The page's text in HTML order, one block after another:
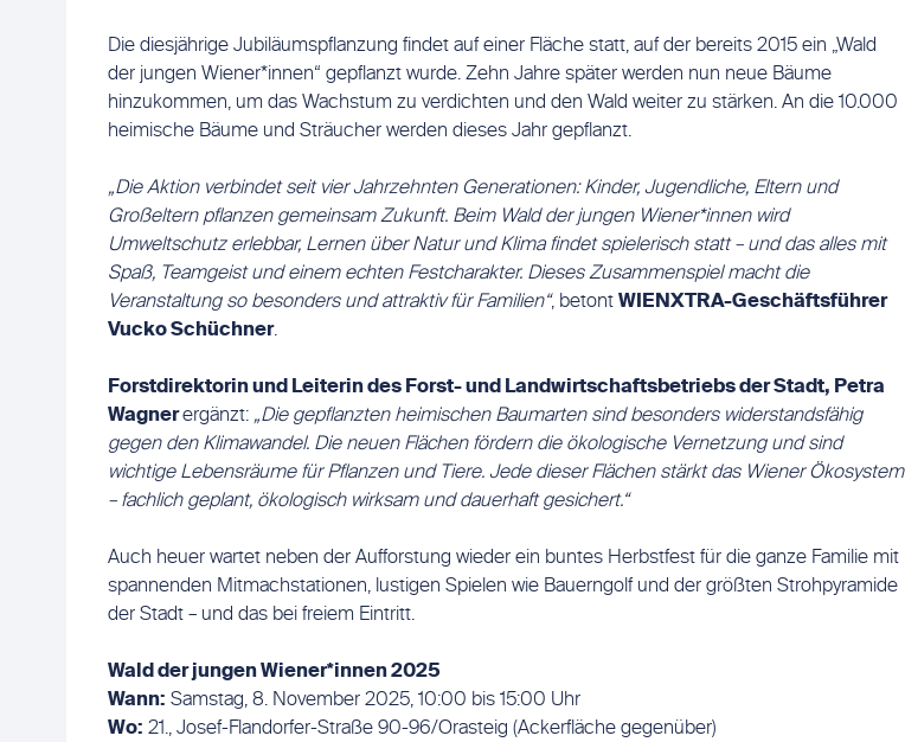
Die diesjährige Jubiläumspflanzung findet auf einer Fläche statt, auf der bereits 2015 ein „Wald
der jungen Wiener*innen“ gepflanzt wurde. Zehn Jahre später werden nun neue Bäume
hinzukommen, um das Wachstum zu verdichten und den Wald weiter zu stärken. An die 10.000
heimische Bäume und Sträucher werden dieses Jahr gepflanzt.
„Die Aktion verbindet seit vier Jahrzehnten Generationen: Kinder, Jugendliche, Eltern und
Großeltern pflanzen gemeinsam Zukunft. Beim Wald der jungen Wiener*innen wird
Umweltschutz erlebbar, Lernen über Natur und Klima findet spielerisch statt – und das alles mit
Spaß, Teamgeist und einem echten Festcharakter. Dieses Zusammenspiel macht die
Veranstaltung so besonders und attraktiv für Familien“, betont WIENXTRA-Geschäftsführer
Vucko Schüchner.
Forstdirektorin und Leiterin des Forst- und Landwirtschaftsbetriebs der Stadt, Petra
Wagnerergänzt: „Die gepflanzten heimischen Baumarten sind besonders widerstandsfähig
gegen den Klimawandel. Die neuen Flächen fördern die ökologische Vernetzung und sind
wichtige Lebensräume für Pflanzen und Tiere. Jede dieser Flächen stärkt das Wiener Ökosystem
– fachlich geplant, ökologisch wirksam und dauerhaft gesichert.“
Auch heuer wartet neben der Aufforstung wieder ein buntes Herbstfest für die ganze Familie mit
spannenden Mitmachstationen, lustigen Spielen wie Bauerngolf und der größten Strohpyramide
der Stadt – und das bei freiem Eintritt.
Wald der jungen Wiener*innen 2025
Wann: Samstag, 8. November 2025, 10:00 bis 15:00 Uhr
Wo: 21., Josef-Flandorfer-Straße 90-96/Orasteig (Ackerfläche gegenüber)